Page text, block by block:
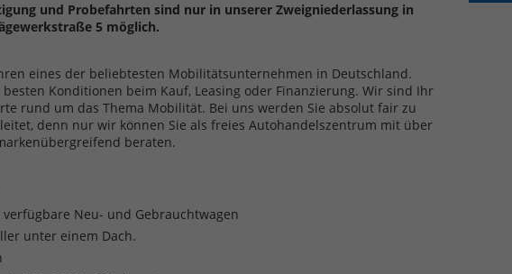
und Probefahrten sind nur in unserer Zweigniederlassung in
5 möglich.
eines der beliebtesten Mobilitätsunternehmen in Deutschland.
Konditionen beim Kauf, Leasing oder Finanzierung. Wir sind Ihr
rund um das Thema Mobilität. Bei uns werden Sie absolut fair zu
denn nur wir können Sie als freies Autohandelszentrum mit über
beraten.
Neu- und Gebrauchtwagen
unter einem Dach.